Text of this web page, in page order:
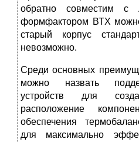
обратно совместим
формфактором ВТХ
старый корпус
невозможно.
Среди основных
можно назвать
устройств для
расположение
обеспечения
для максимально